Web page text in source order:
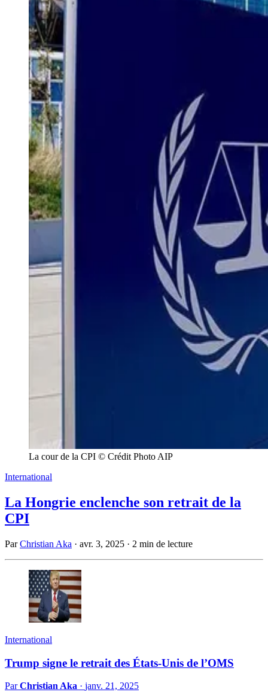
La cour de la CPI © Crédit Photo AIP
International
La Hongrie enclenche son retrait de la
CPI
ParChristian Aka · avr. 3, 2025 · 2 min de lecture
International
Trump signe le retrait des États-Unis de l’OMS
ParChristian Aka · janv. 21, 2025